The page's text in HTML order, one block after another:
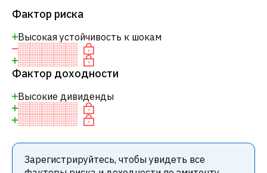
Фактор риска
Высокая устойчивость к шокам
Фактор доходности
Высокие дивиденды
Зарегистрируйтесь, чтобы увидеть все